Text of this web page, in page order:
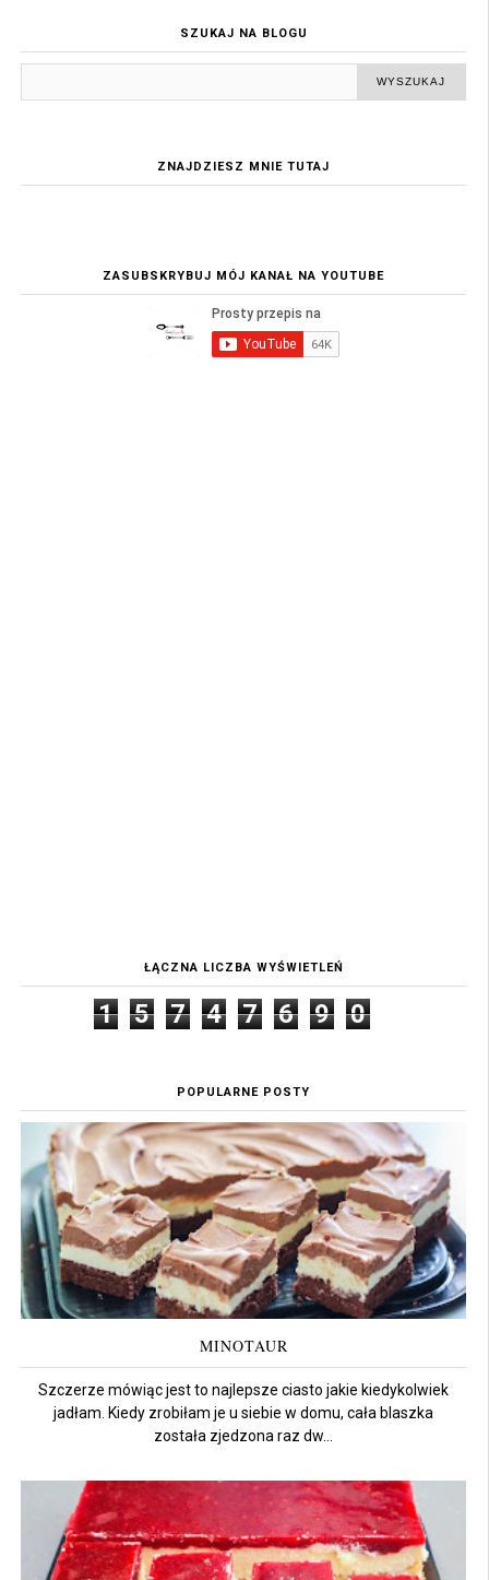
SZUKAJ NA BLOGU
ZNAJDZIESZ MNIE TUTAJ
ZASUBSKRYBUJ MÓJ KANAŁ NA YOUTUBE
ŁĄCZNA LICZBA WYŚWIETLEŃ
1 5 7 4 7 6 9 0
POPULARNE POSTY
MINOTAUR
Szczerze mówiąc jest to najlepsze ciasto jakie kiedykolwiek
jadłam. Kiedy zrobiłam je u siebie w domu, cała blaszka
została zjedzona raz dw...